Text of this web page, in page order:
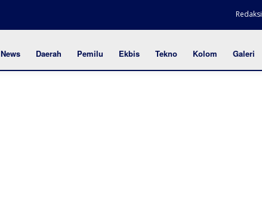
Redaksi
News Daerah Pemilu Ekbis Tekno Kolom Galeri